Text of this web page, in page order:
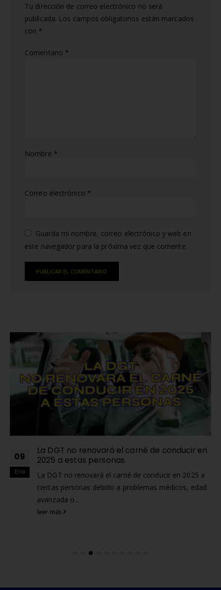
Tu dirección de correo electrónico no será
publicada. Los campos obligatorios están marcados
con *
Comentario *
Nombre *
Correo electrónico *
Guarda mi nombre, correo electrónico y web en
este navegador para la próxima vez que comente.
RELATED POSTS
09
Ene
La DGT no renovará el carné de conducir en
2025 a estas personas
La DGT no renovará el carné de conducir en 2025 a
ciertas personas debido a problemas médicos, edad
avanzada o...
leer más